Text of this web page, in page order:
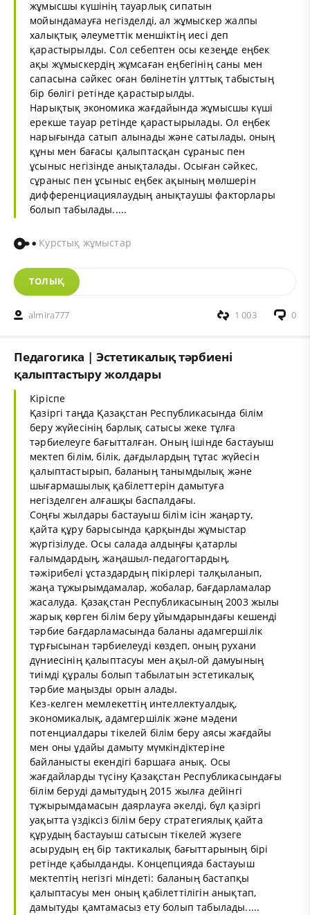
жұмысшы күшінің тауарлық сипатын
мойындамауға негізделді, ал жұмыскер жалпы
халықтық әлеуметтік меншіктің иесі деп
қарастырылды. Сол себептен осы кезеңде еңбек
ақы жұмыскердің жұмсаған еңбегінің саны мен
сапасына сәйкес оған бөлінетін ұлттық табыстың
бір бөлігі ретінде қарастырылды.
Нарықтық экономика жағдайында жұмысшы күші
ерекше тауар ретінде қарастырылады. Ол еңбек
нарығында сатып алынады және сатылады, оның
құны мен бағасы қалыптасқан сұраныс пен
ұсыныс негізінде анықталады. Осыған сәйкес,
сұраныс пен ұсыныс еңбек ақының мөлшерін
дифференциациялаудың анықтаушы факторлары
болып табылады.....
Курстық жұмыстар
ТОЛЫҚ
almira777 0
1 003
Педагогика | Эстетикалық тәрбиені
қалыптастыру жолдары
Кіріспе
Қазіргі таңда Қазақстан Республикасында білім
беру жүйесінің барлық сатысы жеке тұлға
тәрбиелеуге бағытталған. Оның ішінде бастауыш
мектеп білім, білік, дағдылардың тұтас жүйесін
қалыптастырып, баланың танымдылық және
шығармашылық қабілеттерін дамытуға
негізделген алғашқы баспалдағы.
Соңғы жылдары бастауыш білім ісін жаңарту,
қайта құру барысында қарқынды жұмыстар
жүргізілуде. Осы салада алдыңғы қатарлы
ғалымдардың, жаңашыл-педагогтардың,
тәжірибелі ұстаздардың пікірлері талқыланып,
жаңа тұжырымдамалар, жобалар, бағдарламалар
жасалуда. Қазақстан Республикасының 2003 жылы
жарық көрген білім беру ұйымдарындағы кешенді
тәрбие бағдарламасында баланы адамгершілік
тұрғысынан тәрбиелеуді көздеп, оның рухани
дүниесінің қалыптасуы мен ақыл-ой дамуының
тиімді құралы болып табылатын эстетикалық
тәрбие маңызды орын алады.
Кез-келген мемлекеттің интеллектуалдық,
экономикалық, адамгершілік және мәдени
потенциалдары тікелей білім беру аясы жағдайы
мен оны ұдайы дамыту мүмкіндіктеріне
байланысты екендігі баршаға анық. Осы
жағдайларды түсіну Қазақстан Республикасындағы
білім беруді дамытудың 2015 жылға дейінгі
тұжырымдамасын даярлауға әкелді, бұл қазіргі
уақытта үздіксіз білім беру стратегиялық қайта
құрудың бастауыш сатысын тікелей жүзеге
асырудың ең бір тактикалық бағыттарының бірі
ретінде қабылданды. Концепцияда бастауыш
мектептің негізгі міндеті: баланың бастапқы
қалыптасуы мен оның қабілеттілігін анықтап,
дамытуды қамтамасыз ету болып табылады.....